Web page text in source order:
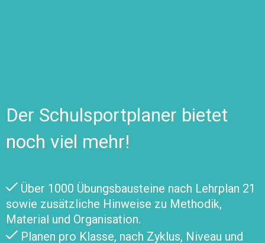
Der Schulsportplaner bietet
noch viel mehr!
Über 1000 Übungsbausteine nach Lehrplan 21
sowie zusätzliche Hinweise zu Methodik,
Material und Organisation.
Planen pro Klasse, nach Zyklus, Niveau und